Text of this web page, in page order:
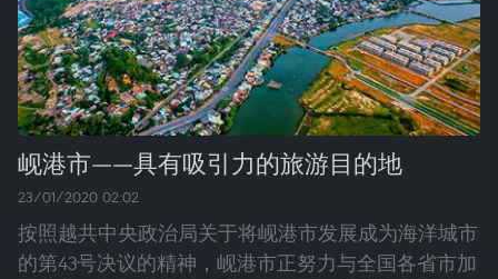
岘港市——具有吸引力的旅游目的地
23/01/2020 02:02
按照越共中央政治局关于将岘港市发展成为海洋城市
的第43号决议的精神，岘港市正努力与全国各省市加